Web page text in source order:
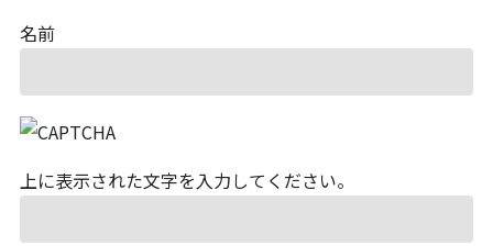
名前
上に表示された文字を入力してください。